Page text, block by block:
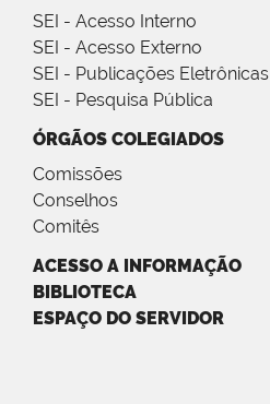
SEI - Acesso Interno
SEI - Acesso Externo
SEI - Publicações Eletrônicas
SEI - Pesquisa Pública
ÓRGÃOS COLEGIADOS
Comissões
Conselhos
Comitês
ACESSO A INFORMAÇÃO
BIBLIOTECA
ESPAÇO DO SERVIDOR